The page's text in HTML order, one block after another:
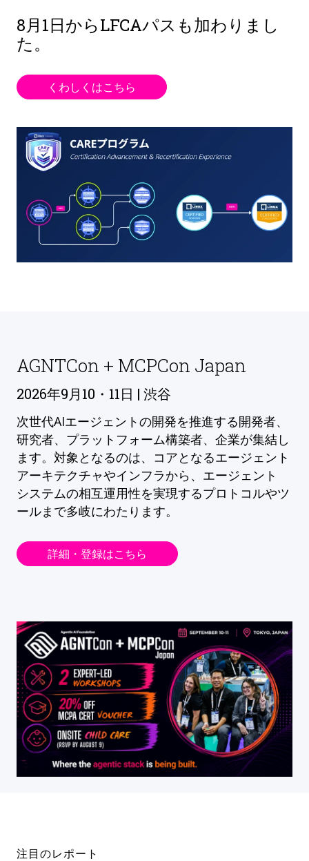
8月1日からLFCAパスも加わりまし
た。
くわしくはこちら
AGNTCon + MCPCon Japan
2026年9月10・11日 | 渋谷
次世代AIエージェントの開発を推進する開発者、
研究者、プラットフォーム構築者、企業が集結し
ます。対象となるのは、コアとなるエージェント
アーキテクチャやインフラから、エージェント
システムの相互運用性を実現するプロトコルやツ
ールまで多岐にわたります。
詳細・登録はこちら
注目のレポート